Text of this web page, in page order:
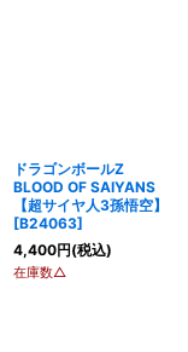
ドラゴンボールZ
BLOOD OF SAIYANS
【超サイヤ人3孫悟空】
[B24063]
4,400円(税込)
在庫数△